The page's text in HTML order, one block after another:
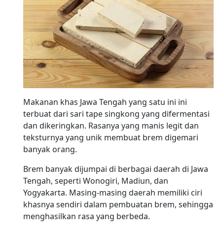
Makanan khas Jawa Tengah yang satu ini ini
terbuat dari sari tape singkong yang difermentasi
dan dikeringkan. Rasanya yang manis legit dan
teksturnya yang unik membuat brem digemari
banyak orang.
Brem banyak dijumpai di berbagai daerah di Jawa
Tengah, seperti Wonogiri, Madiun, dan
Yogyakarta. Masing-masing daerah memiliki ciri
khasnya sendiri dalam pembuatan brem, sehingga
menghasilkan rasa yang berbeda.